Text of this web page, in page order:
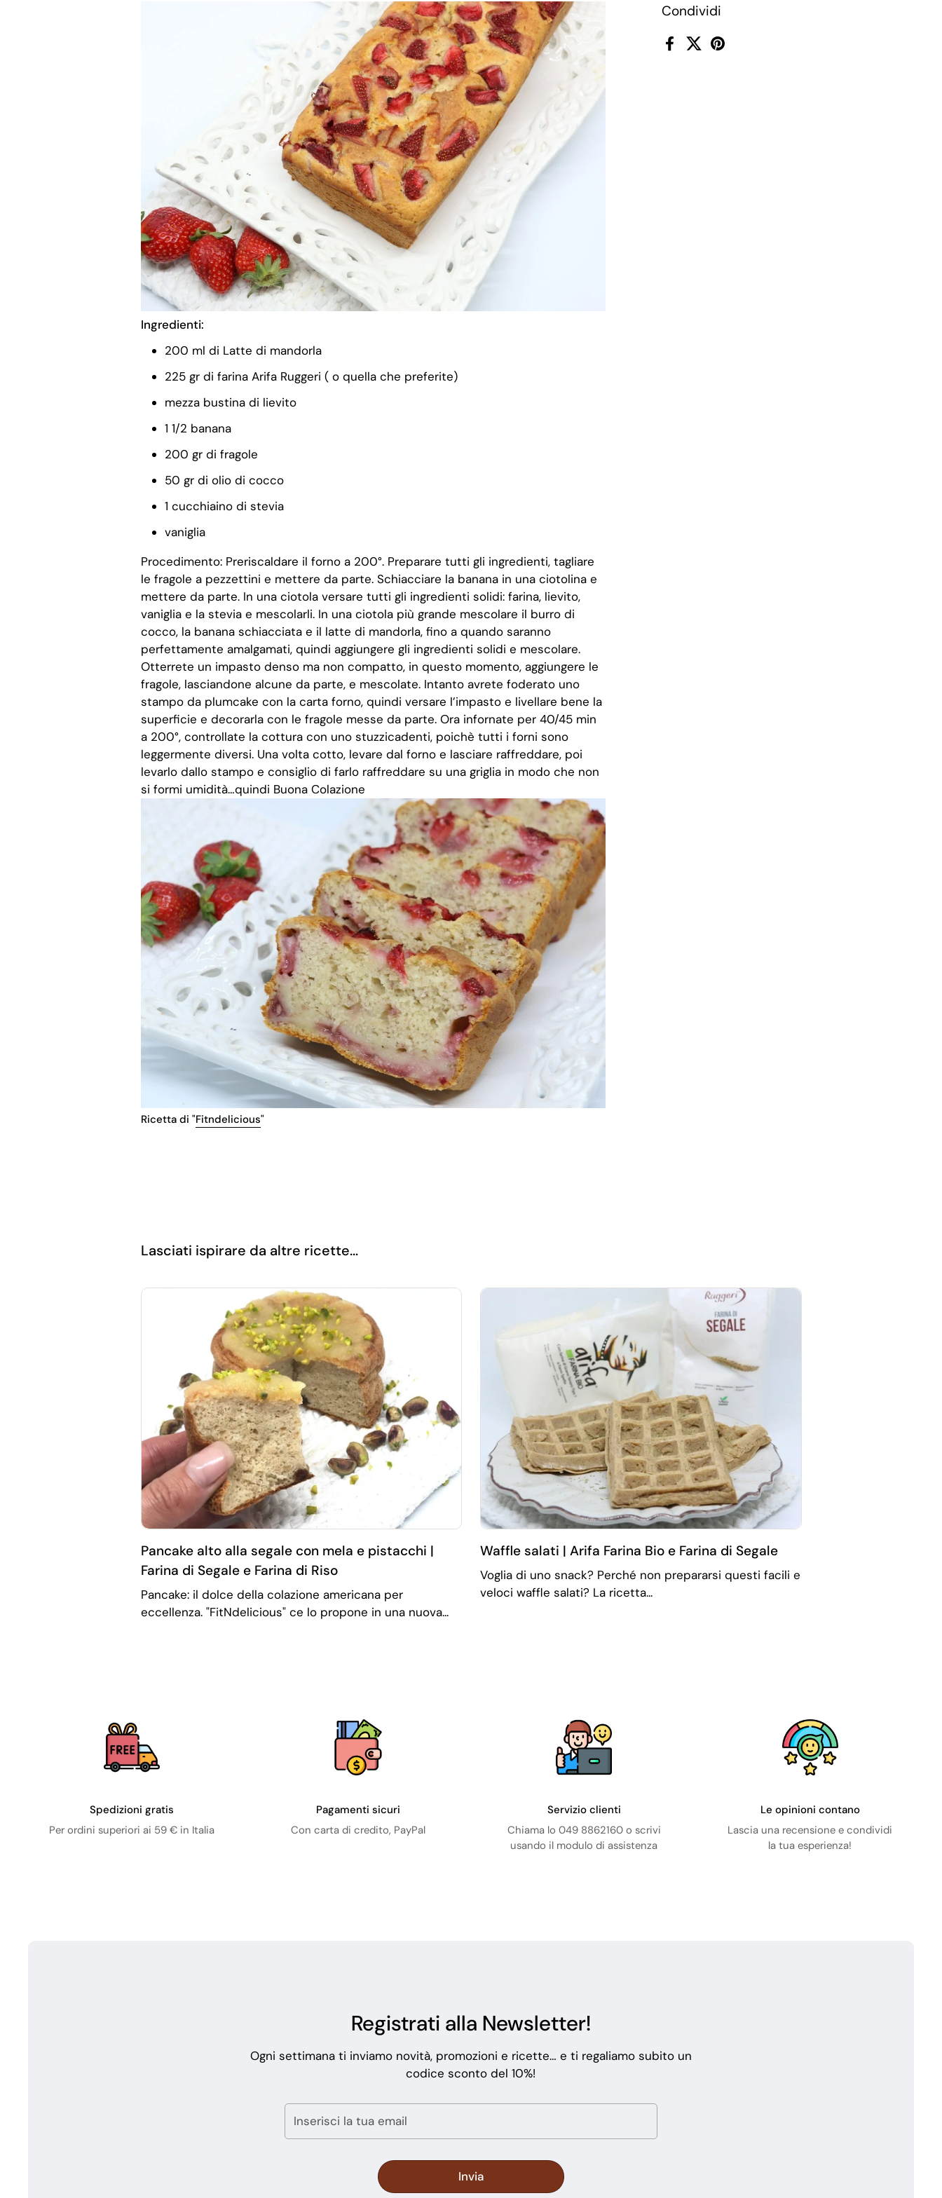
Condividi
Facebook
X (Twitter)
Pinterest
Ingredienti:
200 ml di Latte di mandorla
225 gr di farina Arifa Ruggeri ( o quella che preferite)
mezza bustina di lievito
1 1/2 banana
200 gr di fragole
50 gr di olio di cocco
1 cucchiaino di stevia
vaniglia
Procedimento:Preriscaldare il forno a 200°. Preparare tutti gli ingredienti, tagliare
le fragole a pezzettini e mettere da parte. Schiacciare la banana in una ciotolina e
mettere da parte. In una ciotola versare tutti gli ingredienti solidi: farina, lievito,
vaniglia e la stevia e mescolarli. In una ciotola più grande mescolare il burro di
cocco, la banana schiacciata e il latte di mandorla, fino a quando saranno
perfettamente amalgamati, quindi aggiungere gli ingredienti solidi e mescolare.
Otterrete un impasto denso ma non compatto, in questo momento, aggiungere le
fragole, lasciandone alcune da parte, e mescolate. Intanto avrete foderato uno
stampo da plumcake con la carta forno, quindi versare l’impasto e livellare bene la
superficie e decorarla con le fragole messe da parte. Ora infornate per 40/45 min
a 200°, controllate la cottura con uno stuzzicadenti, poichè tutti i forni sono
leggermente diversi. Una volta cotto, levare dal forno e lasciare raffreddare, poi
levarlo dallo stampo e consiglio di farlo raffreddare su una griglia in modo che non
si formi umidità…quindi Buona Colazione
Ricetta di "Fitndelicious"
Lasciati ispirare da altre ricette...
Pancake alto alla segale con mela e pistacchi |
Farina di Segale e Farina di Riso
Pancake: il dolce della colazione americana per
eccellenza. "FitNdelicious" ce lo propone in una nuova...
Waffle salati | Arifa Farina Bio e Farina di Segale
Voglia di uno snack? Perché non prepararsi questi facili e
veloci waffle salati? La ricetta...
Spedizioni gratis
Per ordini superiori ai 59 € in Italia
Pagamenti sicuri
Con carta di credito, PayPal
Servizio clienti
Chiama lo 049 8862160 o scrivi
usando il modulo di assistenza
Le opinioni contano
Lascia una recensione e condividi
la tua esperienza!
Registrati alla Newsletter!
Ogni settimana ti inviamo novità, promozioni e ricette… e ti regaliamo subito un
codice sconto del 10%!